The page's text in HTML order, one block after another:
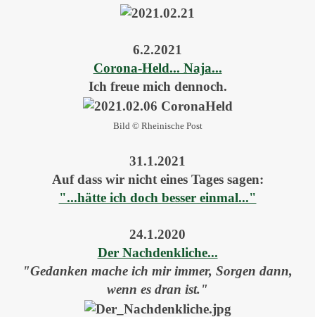
6.2.2021
Corona-Held... Naja...
Ich freue mich dennoch.
Bild © Rheinische Post
31.1.2021
Auf dass wir nicht eines Tages sagen:
"...hätte ich doch besser einmal..."
24.1.2020
Der Nachdenkliche...
"Gedanken mache ich mir immer, Sorgen dann,
wenn es dran ist."